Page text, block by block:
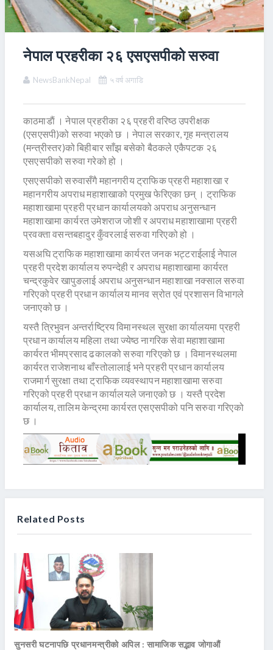
नेपाल प्रहरीका २६ एसएसपीको सरुवा
NewsBankNepal ५ वर्ष अगाडि
काठमाडाैं । नेपाल प्रहरीका २६ प्रहरी वरिष्ठ उपरीक्षक
(एसएसपी)को सरुवा भएको छ । नेपाल सरकार, गृह मन्त्रालय
(मन्त्रीस्तर)को बिहीबार साँझ बसेको बैठकले एकैपटक २६
एसएसपीको सरुवा गरेको हो ।
एसएसपीको सरुवासँगै महानगरीय ट्राफिक प्रहरी महाशाखा र
महानगरीय अपराध महाशाखाको प्रमुख फेरिएका छन् । ट्राफिक
महाशाखामा प्रहरी प्रधान कार्यालयको अपराध अनुसन्धान
महाशाखामा कार्यरत उमेशराज जोशी र अपराध महाशाखामा प्रहरी
प्रवक्ता वसन्तबहादुर कुँवरलाई सरुवा गरिएको हो ।
यसअघि ट्राफिक महाशाखामा कार्यरत जनक भट्टराईलाई नेपाल
प्रहरी प्रदेश कार्यालय रुपन्देही र अपराध महाशाखामा कार्यरत
चन्द्रकुवेर खापुङलाई अपराध अनुसन्धान महाशाखा नक्साल सरुवा
गरिएको प्रहरी प्रधान कार्यालय मानव स्रोत एवं प्रशासन विभागले
जनाएको छ ।
यस्तै त्रिभुवन अन्तर्राष्ट्रिय विमानस्थल सुरक्षा कार्यालयमा प्रहरी
प्रधान कार्यालय महिला तथा ज्येष्ठ नागरिक सेवा महाशाखामा
कार्यरत भीमप्रसाद ढकालको सरुवा गरिएको छ । विमानस्थलमा
कार्यरत राजेशनाथ बाँस्तोलालाई भने प्रहरी प्रधान कार्यालय
राजमार्ग सुरक्षा तथा ट्राफिक व्यवस्थापन महाशाखामा सरुवा
गरिएको प्रहरी प्रधान कार्यालयले जनाएको छ । यस्तै प्रदेश
कार्यालय, तालिम केन्द्रमा कार्यरत एसएसपीको पनि सरुवा गरिएको
छ ।
Related Posts
सुनसरी घटनापछि प्रधानमन्त्रीको अपिल : सामाजिक सद्भाव जोगाऔं